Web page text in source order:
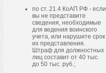
по ст. 21.4 КоАП РФ - если
вы не представите
сведения, необходимые
для ведения воинского
учета, или нарушите срок
их представления.
Штраф для должностных
лиц составит от 40 тыс.
до 50 тыс. руб.;